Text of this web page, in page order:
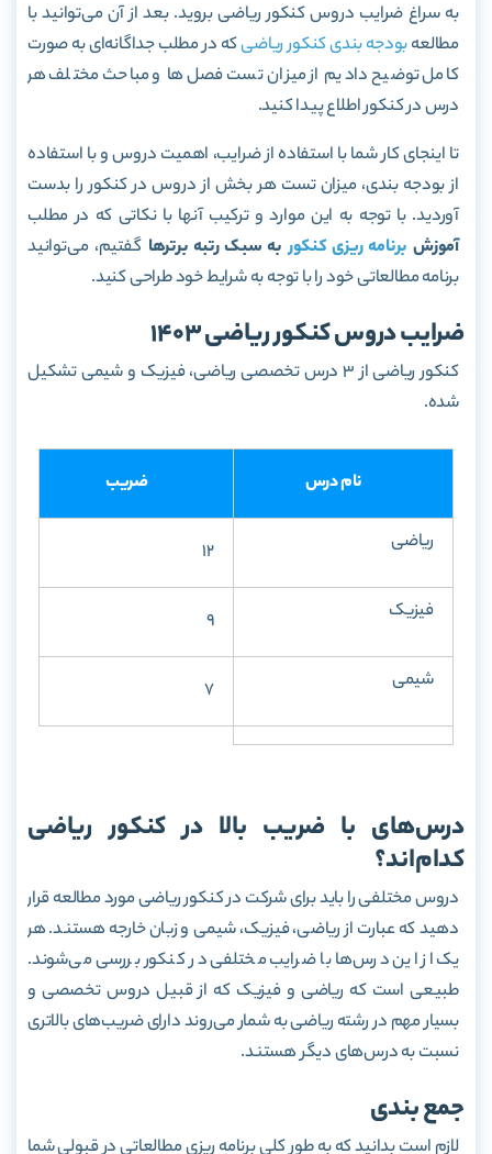
به سراغ ضرایب دروس کنکور ریاضی بروید. بعد از آن می‌توانید با
مطالعهبودجه بندی کنکور ریاضیکه در مطلب جداگانه‌ای به صورت
کامل توضیح دادیم از میزان تست فصل‌ها و مباحث مختلف هر
درس در کنکور اطلاع پیدا کنید.
تا اینجای کار شما با استفاده از ضرایب، اهمیت دروس و با استفاده
از بودجه بندی، میزان تست هر بخش از دروس در کنکور را بدست
آوردید. با توجه به این موارد و ترکیب آنها با نکاتی که در مطلب
آموزش برنامه ریزی کنکوربه سبک رتبه برترها گفتیم، می‌توانید
برنامه مطالعاتی خود را با توجه به شرایط خود طراحی کنید.
ضرایب دروس کنکور ریاضی 1403
کنکور ریاضی از 3 درس تخصصی ریاضی، فیزیک و شیمی تشکیل
شده.
نام درس ضریب
ریاضی 12
فیزیک 9
شیمی 7
درس‌های با ضریب بالا در کنکور ریاضی
کدام‌اند؟
دروس مختلفی را باید برای شرکت در کنکور ریاضی مورد مطالعه قرار
دهید که عبارت از ریاضی، فیزیک، شیمی و زبان خارجه هستند. هر
یک از این درس‌ها با ضرایب مختلفی در کنکور بررسی می‌شوند.
طبیعی است که ریاضی و فیزیک که از قبیل دروس تخصصی و
بسیار مهم در رشته ریاضی به شمار می‌روند دارای ضریب‌های بالاتری
نسبت به درس‌های دیگر هستند.
جمع بندی
لازم است بدانید که به طور کلی برنامه ریزی مطالعاتی در قبولی شما